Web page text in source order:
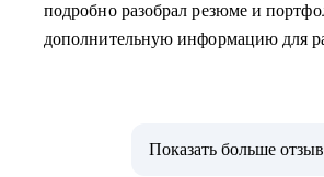
подробно разобрал резюме и
дополнительную информацию для
Показать больше